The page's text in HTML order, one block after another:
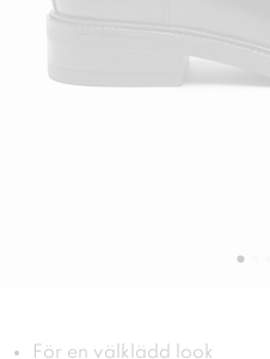
För en välklädd look